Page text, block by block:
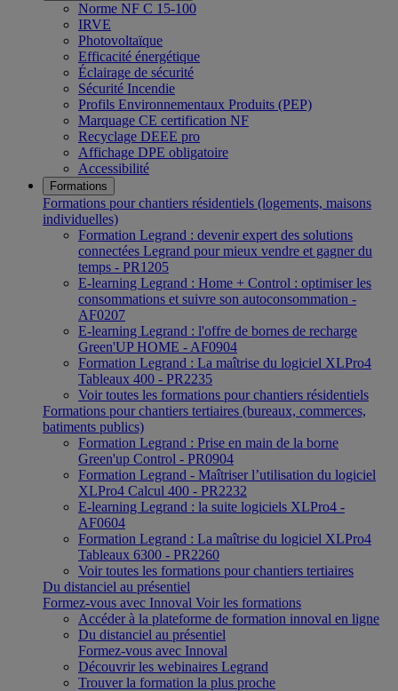
Norme NF C 15-100
IRVE
Photovoltaïque
Efficacité énergétique
Éclairage de sécurité
Sécurité Incendie
Profils Environnementaux Produits (PEP)
Marquage CE certification NF
Recyclage DEEE pro
Affichage DPE obligatoire
Accessibilité
Formations
Formations pour chantiers résidentiels (logements, maisons
individuelles)
Formation Legrand : devenir expert des solutions
connectées Legrand pour mieux vendre et gagner du
temps - PR1205
E-learning Legrand : Home + Control : optimiser les
consommations et suivre son autoconsommation -
AF0207
E-learning Legrand : l'offre de bornes de recharge
Green'UP HOME - AF0904
Formation Legrand : La maîtrise du logiciel XLPro4
Tableaux 400 - PR2235
Voir toutes les formations pour chantiers résidentiels
Formations pour chantiers tertiaires (bureaux, commerces,
batiments publics)
Formation Legrand : Prise en main de la borne
Green'up Control - PR0904
Formation Legrand - Maîtriser l’utilisation du logiciel
XLPro4 Calcul 400 - PR2232
E-learning Legrand : la suite logiciels XLPro4 -
AF0604
Formation Legrand : La maîtrise du logiciel XLPro4
Tableaux 6300 - PR2260
Voir toutes les formations pour chantiers tertiaires
Du distanciel au présentiel
Formez-vous avec Innoval Voir les formations
Accéder à la plateforme de formation innoval en ligne
Du distanciel au présentiel
Formez-vous avec Innoval
Découvrir les webinaires Legrand
Trouver la formation la plus proche